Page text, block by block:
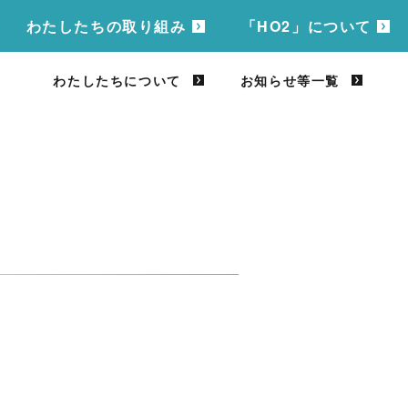
わたしたちの取り組み 「HO2」について
わたしたちについて お知らせ等一覧